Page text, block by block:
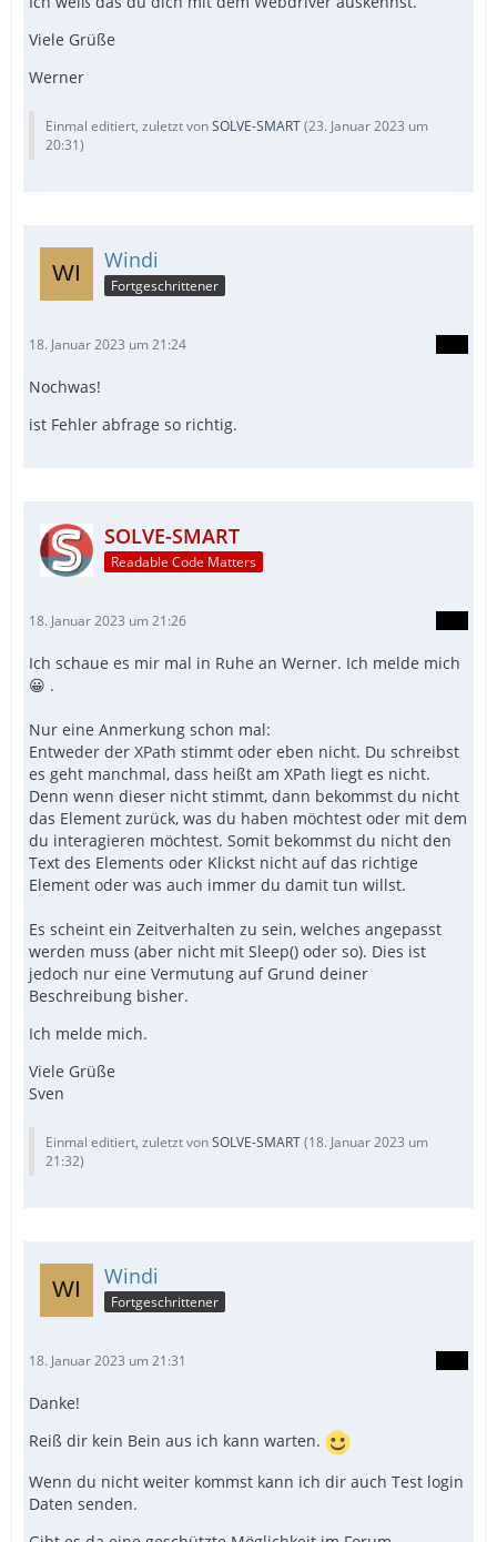
Viele Grüße
Werner
Einmal editiert, zuletzt vonSOLVE-SMART(23. Januar 2023 um
20:31)
Windi
Fortgeschrittener
18. Januar 2023 um 21:24
Nochwas!
ist Fehler abfrage so richtig.
SOLVE-SMART
Readable Code Matters
18. Januar 2023 um 21:26
Ich schaue es mir mal in Ruhe an Werner. Ich melde mich
😀 .
Nur eine Anmerkung schon mal:
Entweder der XPath stimmt oder eben nicht. Du schreibst
es geht manchmal, dass heißt am XPath liegt es nicht.
Denn wenn dieser nicht stimmt, dann bekommst du nicht
das Element zurück, was du haben möchtest oder mit dem
du interagieren möchtest. Somit bekommst du nicht den
Text des Elements oder Klickst nicht auf das richtige
Element oder was auch immer du damit tun willst.
Es scheint ein Zeitverhalten zu sein, welches angepasst
werden muss (aber nicht mit Sleep() oder so). Dies ist
jedoch nur eine Vermutung auf Grund deiner
Beschreibung bisher.
Ich melde mich.
Viele Grüße
Sven
Einmal editiert, zuletzt vonSOLVE-SMART(18. Januar 2023 um
21:32)
Windi
Fortgeschrittener
18. Januar 2023 um 21:31
Danke!
Reiß dir kein Bein aus ich kann warten.
Wenn du nicht weiter kommst kann ich dir auch Test login
Daten senden.